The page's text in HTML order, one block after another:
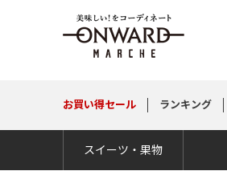
お買い得セール ランキング
スイーツ・果物